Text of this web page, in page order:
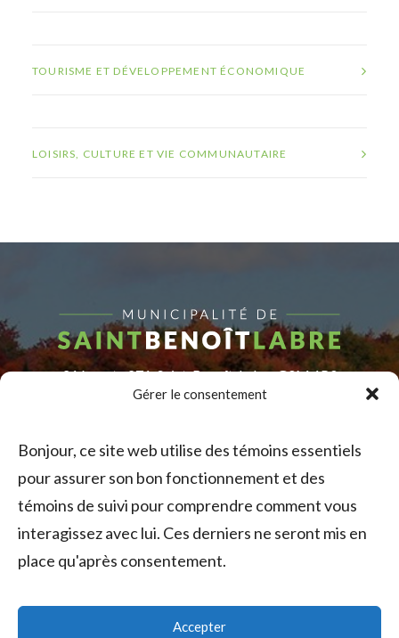
Gérer le consentement
Bonjour, ce site web utilise des témoins essentiels
pour assurer son bon fonctionnement et des
témoins de suivi pour comprendre comment vous
interagissez avec lui. Ces derniers ne seront mis en
place qu'après consentement.
Accepter
TOURISME ET DÉVELOPPEMENT ÉCONOMIQUE
LOISIRS, CULTURE ET VIE COMMUNAUTAIRE
216, route 271, Saint-Benoît-Labre G0M 1P0
Téléphone :418 228-9250
Courriel :info@saintbenoitlabre.com
Suivez-nous sur Facebook
Heure d’ouverture du bureau municipal :
Lundi au jeudi : 8 h 00 à 12 h 00 et 13 h 00 à 16 h 30